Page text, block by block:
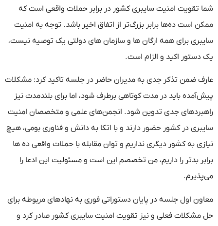
شما تقویت امنیت سایبری کشور در برابر حملات واقعی است که
ممکن است ده‌ها برابر بزرگ‌تر از اتفاق اخیر باشد. توجه به امنیت
سایبری برای همه ارگان ها و سازمان های دولتی یک توصیه نیست،
یک دستور اکید و الزام است.
عارف ضمن تذکر جدی به مدیران حاضر در جلسه تاکید کرد: مشکلات
پیش‌آمده باید در مدت کوتاهی برطرف شود، اما برای بلندمدت نیز
راهبردهای جدی تدوین شود. انجمن‌های علمی و متخصصان امنیت
سایبری در کشور حضور دارند و با اتکا به دانش و فناوری بومی، هیچ
نیازی به کشور دیگری نداریم و توان مقابله با حملات واقعی ده ها
برابر بدتر را داریم، من تخصصم این است و مسئولیت این ادعا را
می‌پذیرم.
معاون اول جلسه در پایان دستوراتی فوری به نهادهای مربوطه برای
حل مشکلات فعلی و نیز تقویت امنیت سایبری کشور صادر کرد و